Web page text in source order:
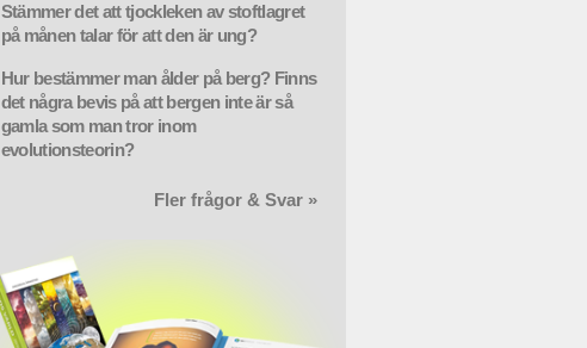
Stämmer det att tjockleken av stoftlagret
på månen talar för att den är ung?
Hur bestämmer man ålder på berg? Finns
det några bevis på att bergen inte är så
gamla som man tror inom
evolutionsteorin?
Fler frågor & Svar »